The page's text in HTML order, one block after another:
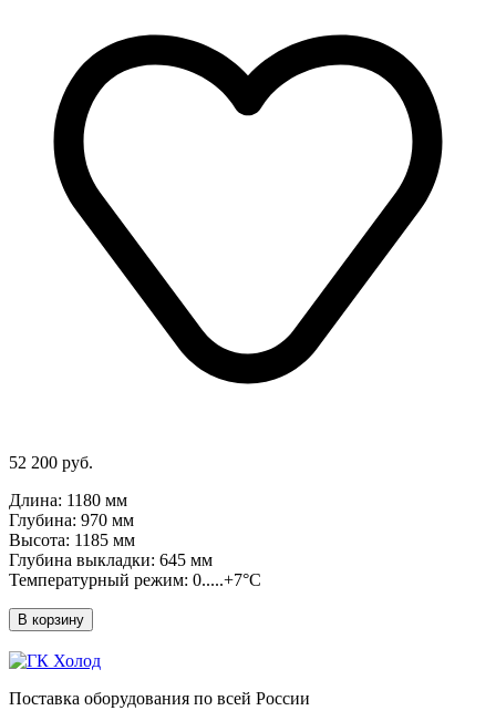
52 200 руб.
Длина: 1180 мм
Глубина: 970 мм
Высота: 1185 мм
Глубина выкладки: 645 мм
Температурный режим: 0.....+7°C
В корзину
Поставка оборудования по всей России